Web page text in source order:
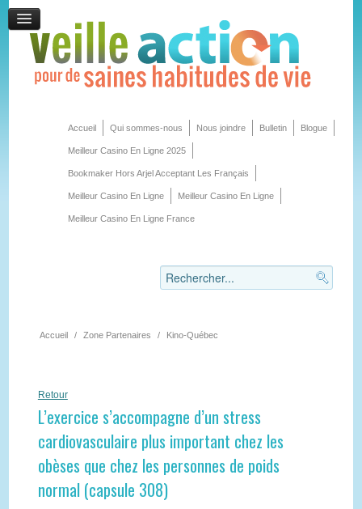
Accueil Qui sommes-nous Nous joindre Bulletin Blogue
Meilleur Casino En Ligne 2025
Bookmaker Hors Arjel Acceptant Les Français
Meilleur Casino En Ligne Meilleur Casino En Ligne
Meilleur Casino En Ligne France
Accueil / Zone Partenaires / Kino-Québec
Retour
L’exercice s’accompagne d’un stress
cardiovasculaire plus important chez les
obèses que chez les personnes de poids
normal (capsule 308)